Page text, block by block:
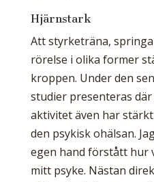
Hjärnstark
Att styrketräna,
rörelse i olika former
kroppen. Under den
studier presenteras
aktivitet även har
den psykisk ohälsan.
egen hand förstått
mitt psyke. Nästan